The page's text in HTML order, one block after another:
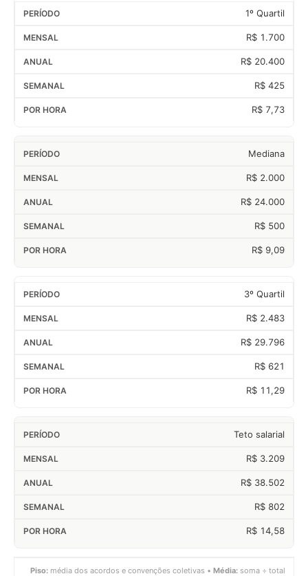
1º Quartil
R$ 1.700
R$ 20.400
R$ 425
R$ 7,73
Mediana
R$ 2.000
R$ 24.000
R$ 500
R$ 9,09
3º Quartil
R$ 2.483
R$ 29.796
R$ 621
R$ 11,29
Teto salarial
R$ 3.209
R$ 38.502
R$ 802
R$ 14,58
Piso: média dos acordos e convenções coletivas • Média: soma ÷ total